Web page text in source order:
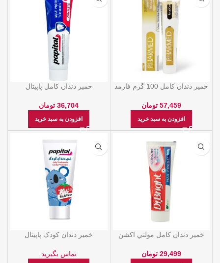
خمیر دندان کامل 100 گرم فارمد
57,459 تومان
افزودن به سبد خرید
خمیر دندان کامل پاپیتال
36,704 تومان
افزودن به سبد خرید
خمیر دندان کامل مولتي اکشن
29,499 تومان
خمیر دندان کودک پاپیتال
تماس بگیرید